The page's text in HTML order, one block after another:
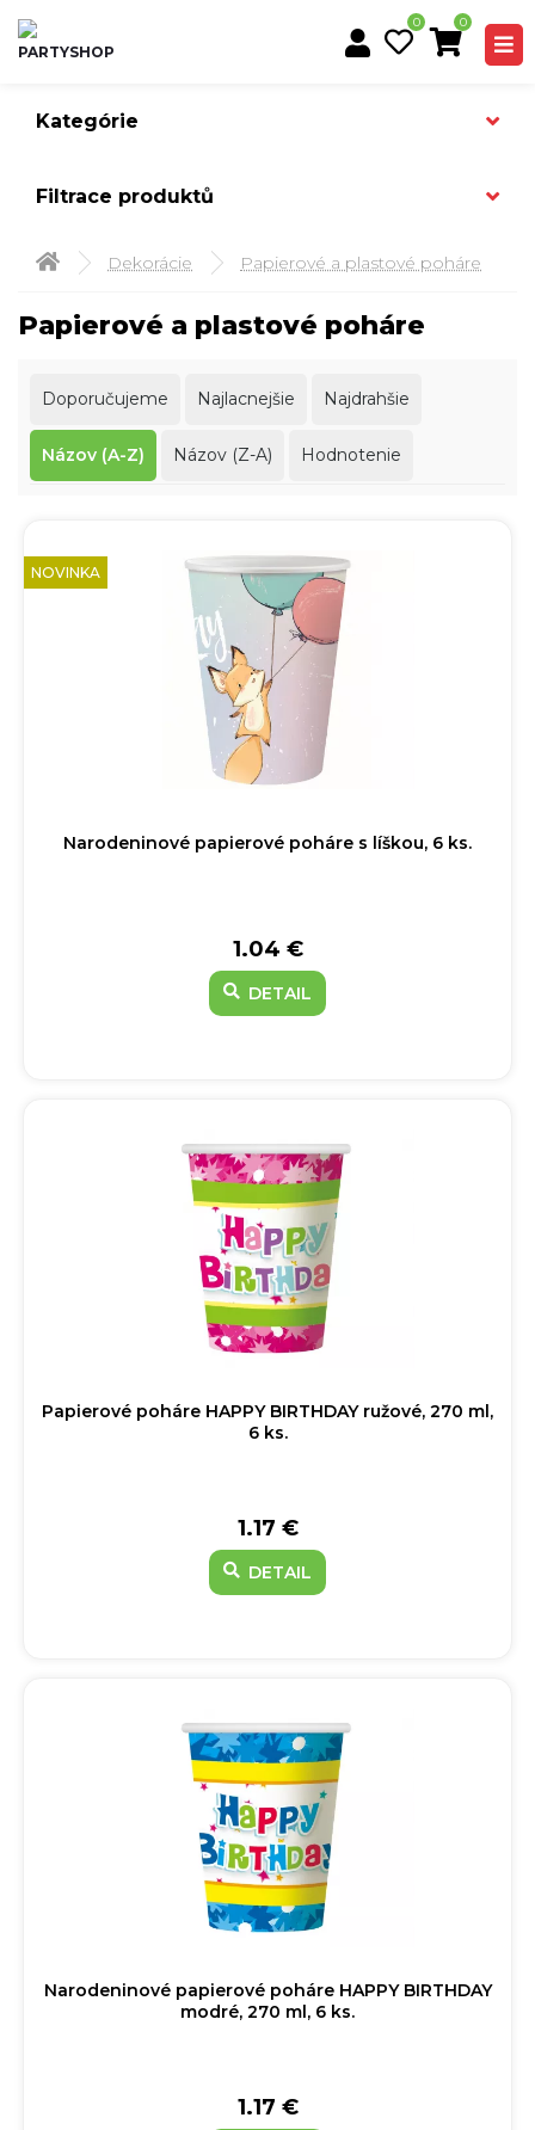
0 0
Kategórie
Filtrace produktů
Dekorácie Papierové a plastové poháre
Papierové a plastové poháre
Doporučujeme Najlacnejšie Najdrahšie
Názov (A-Z) Názov (Z-A) Hodnotenie
NOVINKA
Narodeninové papierové poháre s líškou, 6 ks.
1.04 €
DETAIL
Papierové poháre HAPPY BIRTHDAY ružové, 270 ml,
6 ks.
1.17 €
DETAIL
Narodeninové papierové poháre HAPPY BIRTHDAY
modré, 270 ml, 6 ks.
1.17 €